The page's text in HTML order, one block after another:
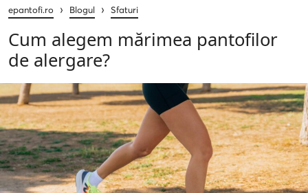
epantofi.ro › Blogul › Sfaturi
Cum alegem mărimea pantofilor
de alergare?